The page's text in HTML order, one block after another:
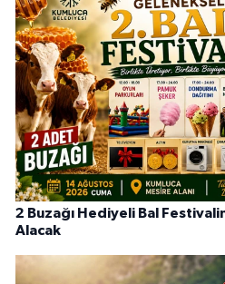
2 Buzağı Hediyeli Bal
Alacak